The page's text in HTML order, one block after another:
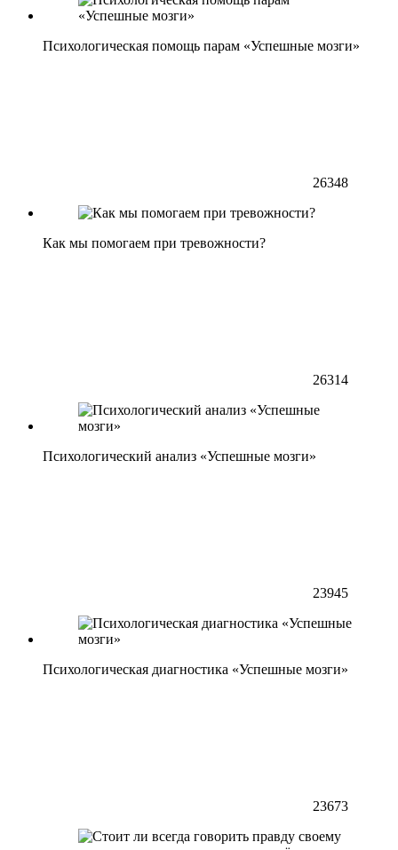
Психологическая помощь парам «Успешные мозги»
26348
Как мы помогаем при тревожности?
26314
Психологический анализ «Успешные мозги»
23945
Психологическая диагностика «Успешные мозги»
23673